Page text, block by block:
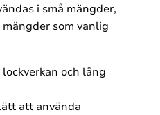
i små mängder,
som vanlig
och lång
att använda